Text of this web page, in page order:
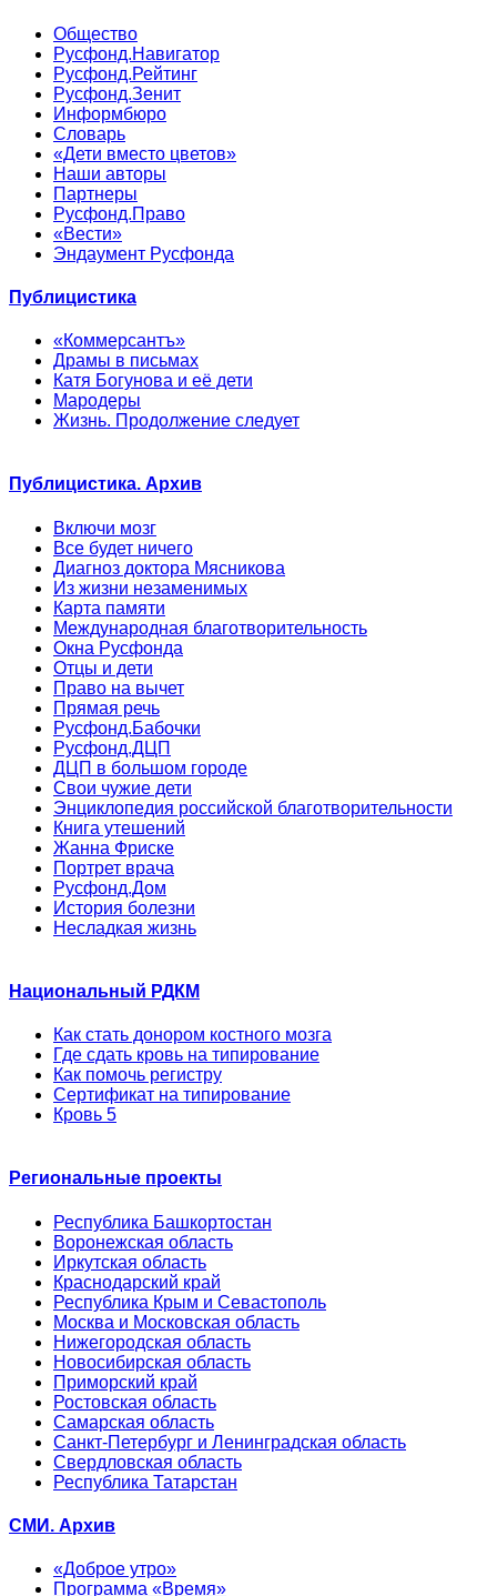
Общество
Русфонд.Навигатор
Русфонд.Рейтинг
Русфонд.Зенит
Информбюро
Словарь
«Дети вместо цветов»
Наши авторы
Партнеры
Русфонд.Право
«Вести»
Эндаумент Русфонда
Публицистика
«Коммерсантъ»
Драмы в письмах
Катя Богунова и её дети
Мародеры
Жизнь. Продолжение следует
Публицистика. Архив
Включи мозг
Все будет ничего
Диагноз доктора Мясникова
Из жизни незаменимых
Карта памяти
Международная благотворительность
Окна Русфонда
Отцы и дети
Право на вычет
Прямая речь
Русфонд.Бабочки
Русфонд.ДЦП
ДЦП в большом городе
Свои чужие дети
Энциклопедия российской благотворительности
Книга утешений
Жанна Фриске
Портрет врача
Русфонд.Дом
История болезни
Несладкая жизнь
Национальный РДКМ
Как стать донором костного мозга
Где сдать кровь на типирование
Как помочь регистру
Сертификат на типирование
Кровь 5
Региональные проекты
Республика Башкортостан
Воронежская область
Иркутская область
Краснодарский край
Республика Крым и Севастополь
Москва и Московская область
Нижегородская область
Новосибирская область
Приморский край
Ростовская область
Самарская область
Санкт-Петербург и Ленинградская область
Свердловская область
Республика Татарстан
СМИ. Архив
«Доброе утро»
Программа «Время»